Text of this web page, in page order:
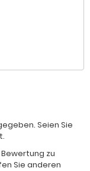
Seien Sie
zu
Sie anderen